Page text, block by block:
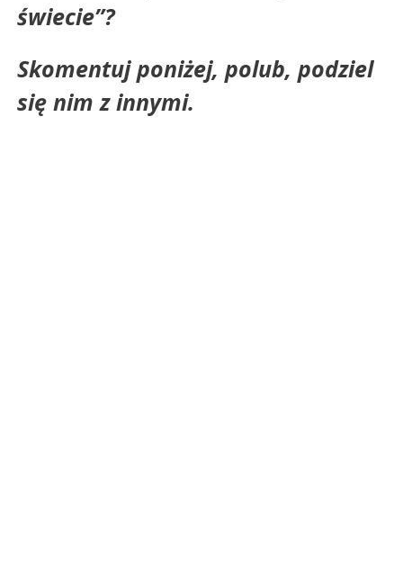
świecie”?
Skomentuj poniżej, polub, podziel
się nim z innymi.